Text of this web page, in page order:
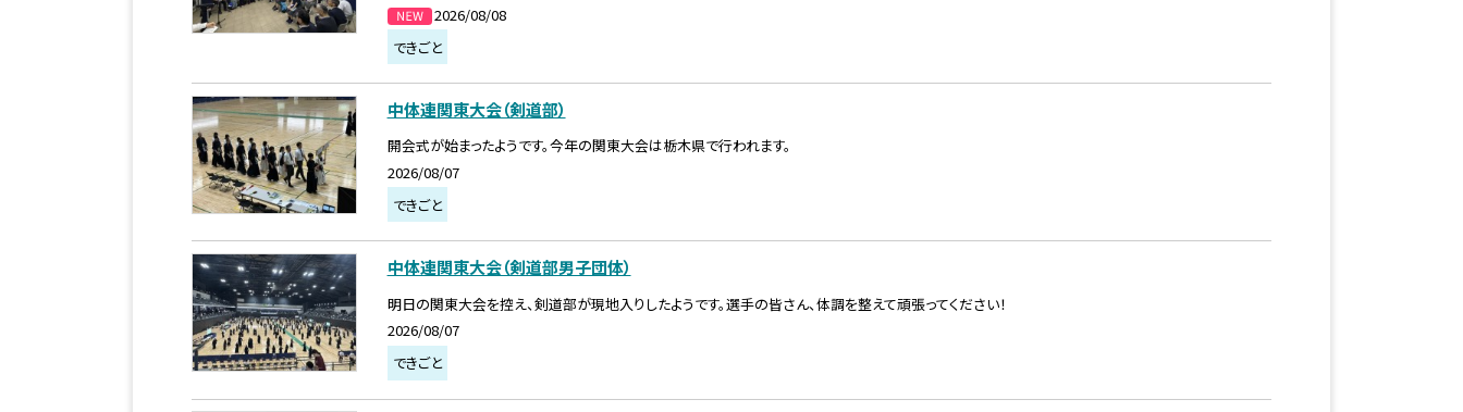
2026/08/08
できごと
中体連関東大会（剣道部）
開会式が始まったようです。今年の関東大会は栃木県で行われます。
2026/08/07
できごと
中体連関東大会（剣道部男子団体）
明日の関東大会を控え、剣道部が現地入りしたようです。選手の皆さん、体調を整えて頑張ってください！
2026/08/07
できごと